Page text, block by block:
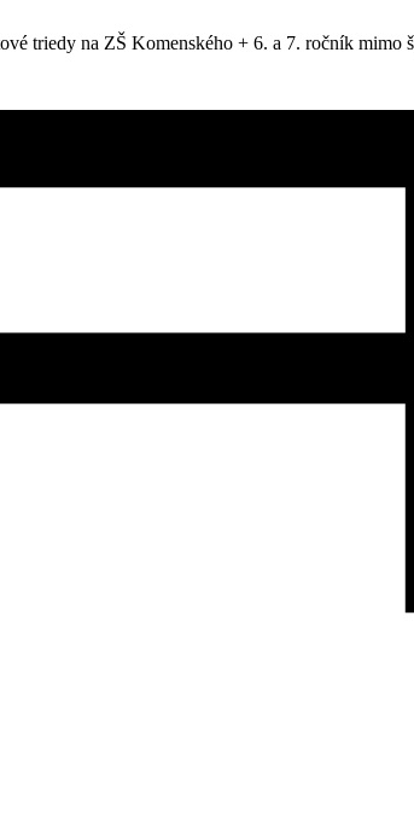
triedy na ZŠ Komenského + 6. a 7. ročník mimo